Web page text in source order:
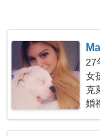
27
女
克
婚